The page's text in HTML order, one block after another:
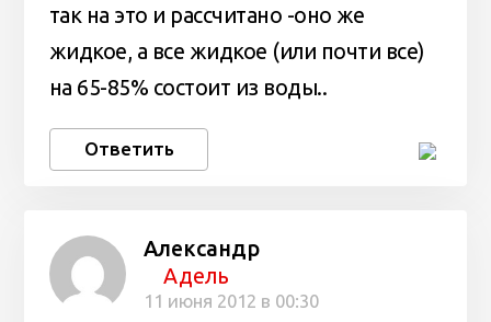
так на это и рассчитано -оно же
жидкое, а все жидкое (или почти все)
на 65-85% состоит из воды..
Ответить
Александр
Адель
11 июня 2012 в 00:30